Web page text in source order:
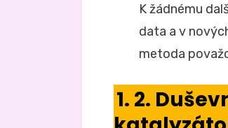
K žádnému
data a v
metoda
1. 2.